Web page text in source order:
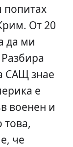
попитах
От 20
да ми
САЩ знае
е
военен и
че